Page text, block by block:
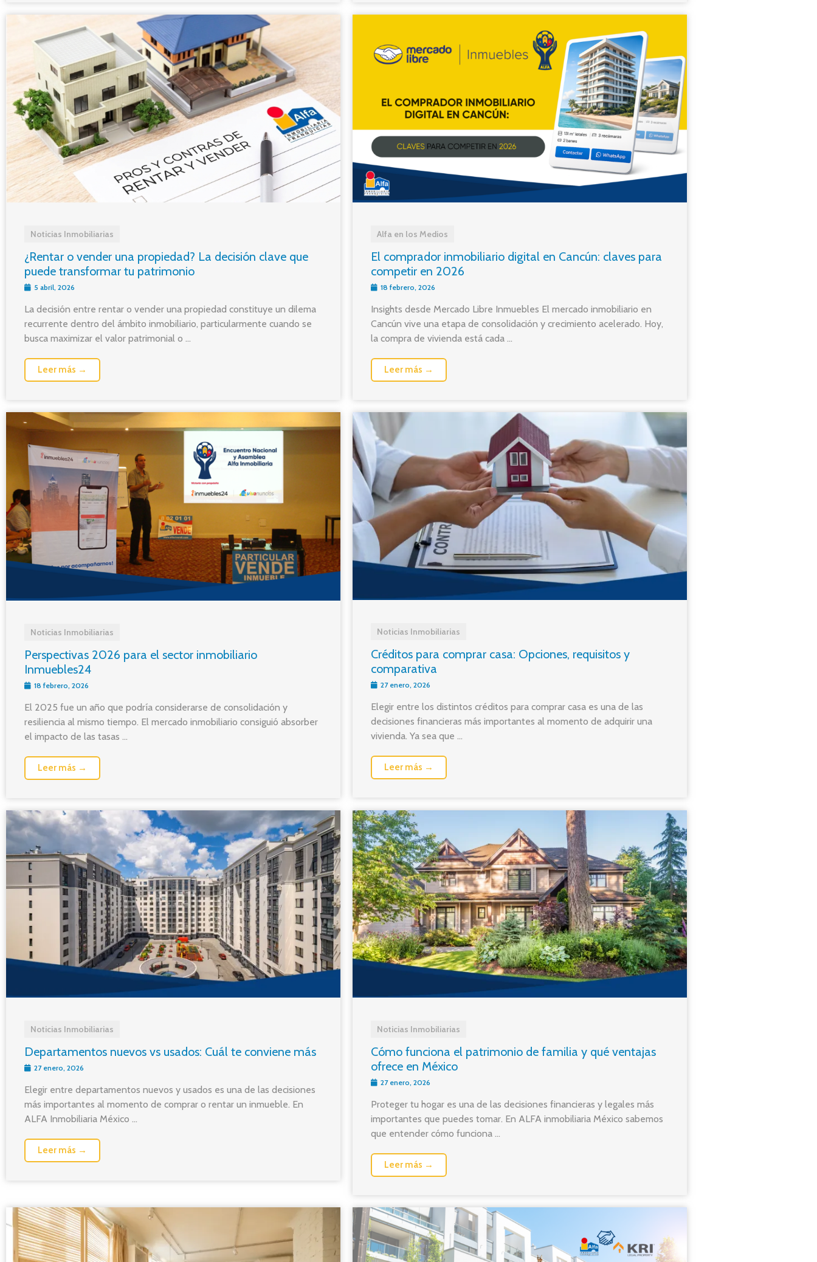
Noticias Inmobiliarias
¿Rentar o vender una propiedad? La decisión clave que
puede transformar tu patrimonio
5 abril, 2026
La decisión entre rentar o vender una propiedad constituye un dilema
recurrente dentro del ámbito inmobiliario, particularmente cuando se
busca maximizar el valor patrimonial o ...
Leer más →
Alfa en los Medios
El comprador inmobiliario digital en Cancún: claves para
competir en 2026
18 febrero, 2026
Insights desde Mercado Libre Inmuebles El mercado inmobiliario en
Cancún vive una etapa de consolidación y crecimiento acelerado. Hoy,
la compra de vivienda está cada ...
Leer más →
Noticias Inmobiliarias
Perspectivas 2026 para el sector inmobiliario
Inmuebles24
18 febrero, 2026
El 2025 fue un año que podría considerarse de consolidación y
resiliencia al mismo tiempo. El mercado inmobiliario consiguió absorber
el impacto de las tasas ...
Leer más →
Noticias Inmobiliarias
Créditos para comprar casa: Opciones, requisitos y
comparativa
27 enero, 2026
Elegir entre los distintos créditos para comprar casa es una de las
decisiones financieras más importantes al momento de adquirir una
vivienda. Ya sea que ...
Leer más →
Noticias Inmobiliarias
Departamentos nuevos vs usados: Cuál te conviene más
27 enero, 2026
Elegir entre departamentos nuevos y usados es una de las decisiones
más importantes al momento de comprar o rentar un inmueble. En
ALFA Inmobiliaria México ...
Leer más →
Noticias Inmobiliarias
Cómo funciona el patrimonio de familia y qué ventajas
ofrece en México
27 enero, 2026
Proteger tu hogar es una de las decisiones financieras y legales más
importantes que puedes tomar. En ALFA inmobiliaria México sabemos
que entender cómo funciona ...
Leer más →